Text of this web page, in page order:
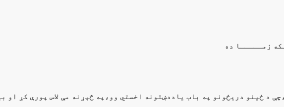
زمـــــا ده
د ځينو دريځونو په باب ياددښتونه اخستي وو،په څېړنه مې لاس پورې کړ او